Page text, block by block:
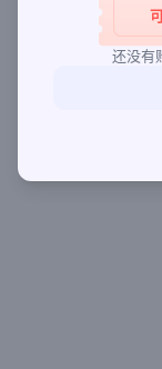
还没有